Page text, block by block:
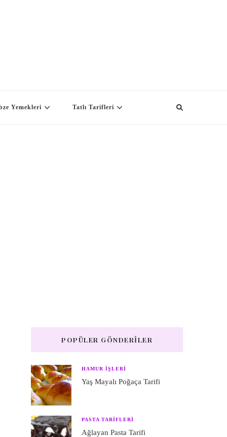
Yemekleri Tatlı Tarifleri
POPÜLER GÖNDERILER
HAMUR IŞLERI
Yaş Mayalı Poğaça Tarifi
PASTA TARIFLERI
Ağlayan Pasta Tarifi